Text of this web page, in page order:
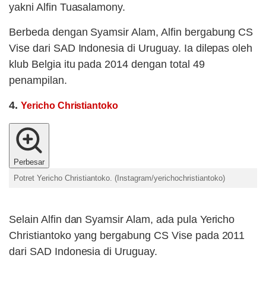
yakni Alfin Tuasalamony.
Berbeda dengan Syamsir Alam, Alfin bergabung CS
Vise dari SAD Indonesia di Uruguay. Ia dilepas oleh
klub Belgia itu pada 2014 dengan total 49
penampilan.
4. Yericho Christiantoko
Perbesar
Potret Yericho Christiantoko. (Instagram/yerichochristiantoko)
Selain Alfin dan Syamsir Alam, ada pula Yericho
Christiantoko yang bergabung CS Vise pada 2011
dari SAD Indonesia di Uruguay.